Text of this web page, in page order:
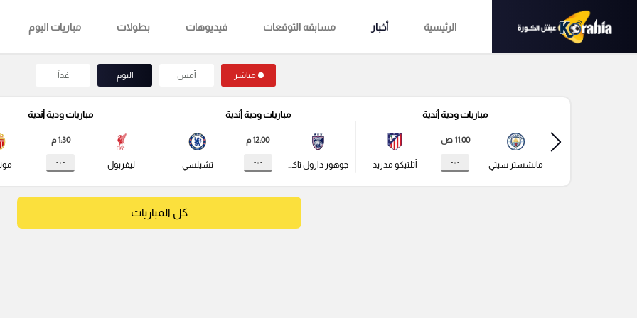
الرئيسية أخبار مسابقه التوقعات فيديوهات بطولات مباريات اليوم
مباشر أمس اليوم غداً
مباريات ودية أندية
مانشستر سيتي
11:00 ص
- : - أتلتيكو مدريد
مباريات ودية أندية
جوهور دارول تاكزيم
12:00 م
- : - تشيلسي
مباريات ودية أندية
ليفربول
1:30 م
- : -
كل المباريات